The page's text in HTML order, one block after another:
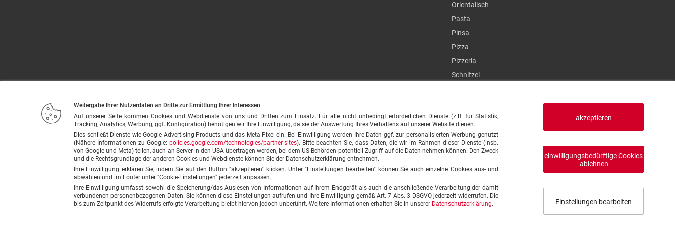
Orientalisch
Pasta
Pinsa
Pizza
Pizzeria
Schnitzel
Thailändisch
Türkisch
Vegan
© speisekarte24 GmbH 2026
Weitergabe Ihrer Nutzerdaten an Dritte zur Ermittlung Ihrer Interessen
Auf unserer Seite kommen Cookies und Webdienste von uns und Dritten zum Einsatz. Für alle nicht unbedingt erforderlichen Dienste (z.B. für Statistik,
Tracking, Analytics, Werbung, ggf. Konfiguration) benötigen wir Ihre Einwilligung, da sie der Auswertung Ihres Verhaltens auf unserer Website dienen.
Dies schließt Dienste wie Google Advertising Products und das Meta-Pixel ein. Bei Einwilligung werden Ihre Daten ggf. zur personalisierten Werbung genutzt
(Nähere Informationen zu Google:policies.google.com/technologies/partner-sites). Bitte beachten Sie, dass Daten, die wir im Rahmen dieser Dienste (insb.
von Google und Meta) teilen, auch an Server in den USA übertragen werden, bei dem US-Behörden potentiell Zugriff auf die Daten nehmen können. Den Zweck
und die Rechtsgrundlage der anderen Cookies und Webdienste können Sie der Datenschutzerklärung entnehmen.
Ihre Einwilligung erklären Sie, indem Sie auf den Button "akzeptieren" klicken. Unter "Einstellungen bearbeiten" können Sie auch einzelne Cookies aus- und
abwählen und im Footer unter "Cookie-Einstellungen" jederzeit anpassen.
Ihre Einwilligung umfasst sowohl die Speicherung/das Auslesen von Informationen auf Ihrem Endgerät als auch die anschließende Verarbeitung der damit
verbundenen personenbezogenen Daten. Sie können diese Einstellungen aufrufen und Ihre Einwilligung gemäß Art. 7 Abs. 3 DSGVO jederzeit widerrufen. Die
bis zum Zeitpunkt des Widerrufs erfolgte Verarbeitung bleibt hiervon jedoch unberührt. Weitere Informationen erhalten Sie in unserer Datenschutzerklärung.
akzeptieren
einwilligungsbedürftige Cookies
ablehnen
Einstellungen bearbeiten